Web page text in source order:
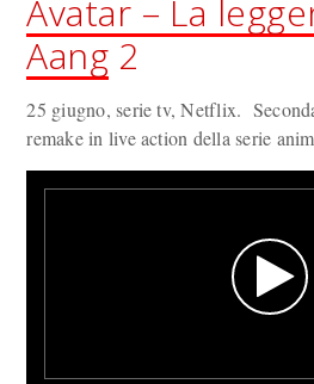
Avatar – La
Aang 2
25 giugno, serie tv, Netflix.
remake in live action della serie